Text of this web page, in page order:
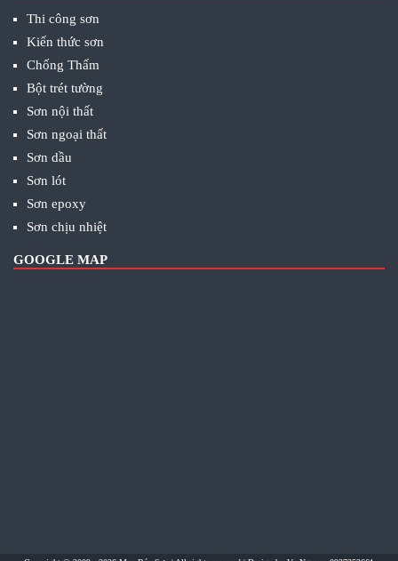
Thi công sơn
Kiến thức sơn
Chống Thấm
Bột trét tường
Sơn nội thất
Sơn ngoại thất
Sơn dầu
Sơn lót
Sơn epoxy
Sơn chịu nhiệt
GOOGLE MAP